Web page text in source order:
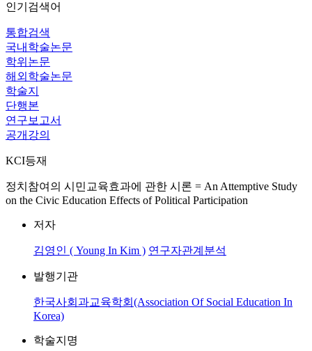
인기검색어
통합검색
국내학술논문
학위논문
해외학술논문
학술지
단행본
연구보고서
공개강의
KCI등재
정치참여의 시민교육효과에 관한 시론 = An Attemptive Study
on the Civic Education Effects of Political Participation
저자
김영인 ( Young In Kim ) 연구자관계분석
발행기관
한국사회과교육학회(Association Of Social Education In
Korea)
학술지명